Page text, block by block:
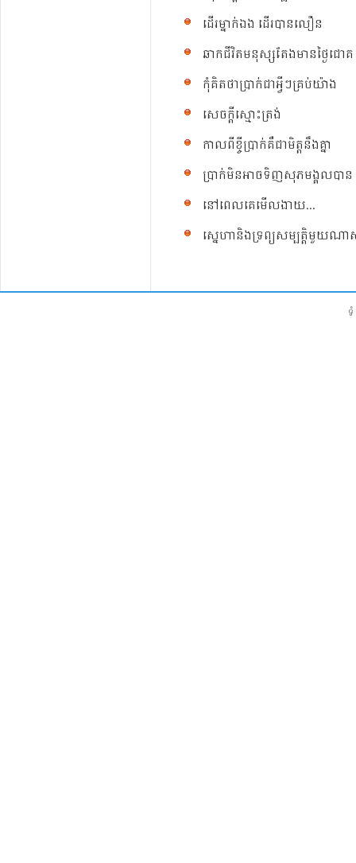
ដើរ​ម្នាក់​ឯង​ ដើរ​បាន​លឿន​
ឆាក​ជីវិត​មនុស្ស​តែង​មាន​ថ្ងៃ​ជោគ
កុំ​គិត​ថា​ប្រាក់​ជា​អ្វី​ៗ​គ្រប់​យ៉ាង
សេចក្តី​ស្មោះ​ត្រង់​
កាល​ពី​ខ្ចី​ប្រាក់​គឺ​ជា​មិត្ត​នឹង​គ្នា
ប្រាក់​មិន​អាច​ទិញ​សុភមង្គល​បាន
នៅពេល​គេ​មើល​ងាយ...
ស្នេហា​និង​ទ្រព្យ​សម្បត្តិមួយ​ណា​